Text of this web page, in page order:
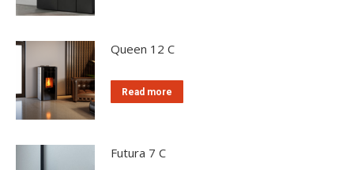
Queen 12 C
Read more
Futura 7 C